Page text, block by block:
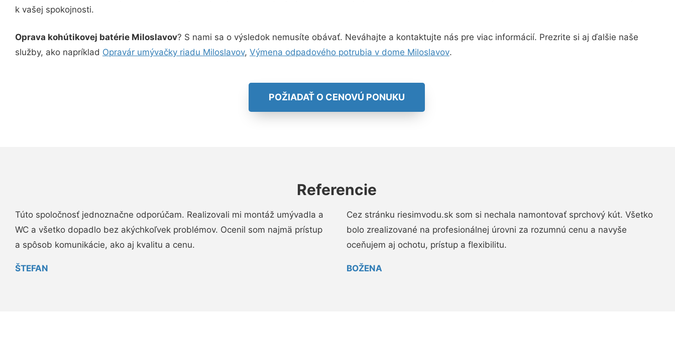
k vašej spokojnosti.
Oprava kohútikovej batérie Miloslavov? S nami sa o výsledok nemusíte obávať. Neváhajte a kontaktujte nás pre viac informácií. Prezrite si aj ďalšie naše
služby, ako napríklad Opravár umývačky riadu Miloslavov, Výmena odpadového potrubia v dome Miloslavov.
POŽIADAŤ O CENOVÚ PONUKU
Referencie
Túto spoločnosť jednoznačne odporúčam. Realizovali mi montáž umývadla a
WC a všetko dopadlo bez akýchkoľvek problémov. Ocenil som najmä prístup
a spôsob komunikácie, ako aj kvalitu a cenu.
ŠTEFAN
Cez stránku riesimvodu.sk som si nechala namontovať sprchový kút. Všetko
bolo zrealizované na profesionálnej úrovni za rozumnú cenu a navyše
oceňujem aj ochotu, prístup a flexibilitu.
BOŽENA